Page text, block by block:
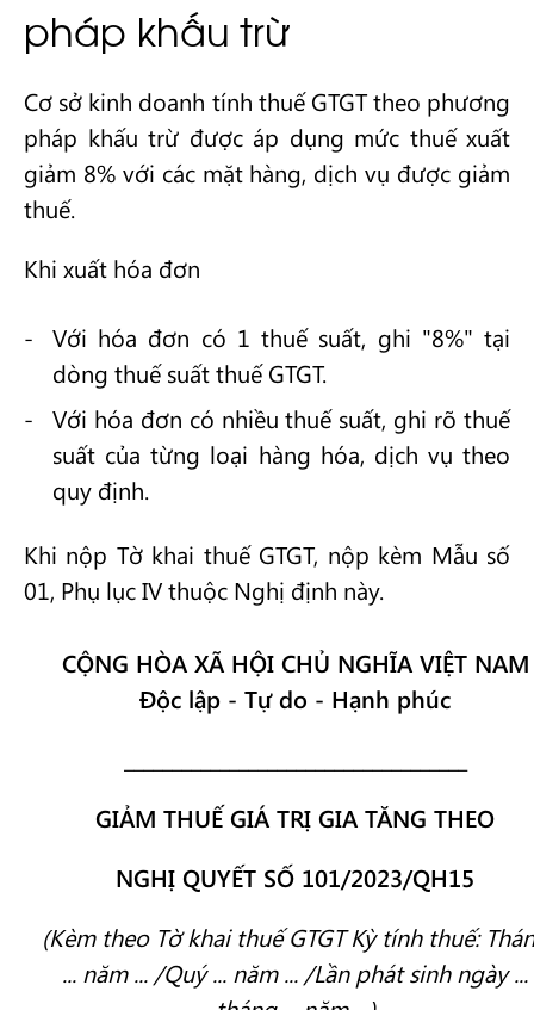
pháp khấu trừ
Cơ sở kinh doanh tính thuế GTGT theo phương
pháp khấu trừ được áp dụng mức thuế xuất
giảm 8% với các mặt hàng, dịch vụ được giảm
thuế.
Khi xuất hóa đơn
Với hóa đơn có 1 thuế suất, ghi "8%" tại
dòng thuế suất thuế GTGT.
Với hóa đơn có nhiều thuế suất, ghi rõ thuế
suất của từng loại hàng hóa, dịch vụ theo
quy định.
Khi nộp Tờ khai thuế GTGT, nộp kèm Mẫu số
01, Phụ lục IV thuộc Nghị định này.
CỘNG HÒA XÃ HỘI CHỦ NGHĨA VIỆT NAM
Độc lập - Tự do - Hạnh phúc
GIẢM THUẾ GIÁ TRỊ GIA TĂNG THEO
NGHỊ QUYẾT SỐ 101/2023/QH15
(Kèm theo Tờ khai thuế GTGT Kỳ tính thuế:
... năm ... /Quý ... năm ... /Lần phát sinh ngày ...